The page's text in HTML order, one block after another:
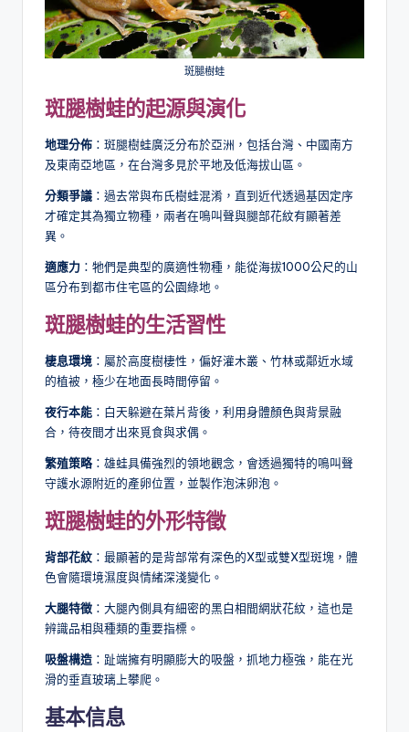
斑腿樹蛙
斑腿樹蛙的起源與演化
地理分佈 ：斑腿樹蛙廣泛分布於亞洲，包括台灣、中國南方
及東南亞地區，在台灣多見於平地及低海拔山區。
分類爭議 ：過去常與布氏樹蛙混淆，直到近代透過基因定序
才確定其為獨立物種，兩者在鳴叫聲與腿部花紋有顯著差
異。
適應力 ：牠們是典型的廣適性物種，能從海拔1000公尺的山
區分布到都市住宅區的公園綠地。
斑腿樹蛙的生活習性
棲息環境 ：屬於高度樹棲性，偏好灌木叢、竹林或鄰近水域
的植被，極少在地面長時間停留。
夜行本能 ：白天躲避在葉片背後，利用身體顏色與背景融
合，待夜間才出來覓食與求偶。
繁殖策略 ：雄蛙具備強烈的領地觀念，會透過獨特的鳴叫聲
守護水源附近的產卵位置，並製作泡沫卵泡。
斑腿樹蛙的外形特徵
背部花紋 ：最顯著的是背部常有深色的X型或雙X型斑塊，體
色會隨環境濕度與情緒深淺變化。
大腿特徵 ：大腿內側具有細密的黑白相間網狀花紋，這也是
辨識品相與種類的重要指標。
吸盤構造 ：趾端擁有明顯膨大的吸盤，抓地力極強，能在光
滑的垂直玻璃上攀爬。
基本信息